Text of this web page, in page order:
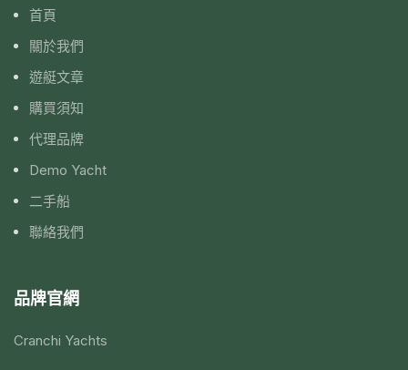
首頁
關於我們
遊艇文章
購買須知
代理品牌
Demo Yacht
二手船
聯絡我們
品牌官網
Cranchi Yachts